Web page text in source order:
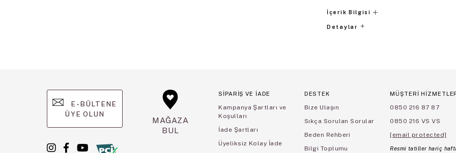
İçerik Bilgisi
Detaylar
E-BÜLTENE
ÜYE OLUN
MAĞAZA
BUL
SİPARİŞ VE İADE
Kampanya Şartları ve
Koşulları
İade Şartları
Üyeliksiz Kolay İade
DESTEK
Bize Ulaşın
Sıkça Sorulan Sorular
Beden Rehberi
Bilgi Toplumu
MÜŞTERİ
0850 216 87 87
0850 216 VS VS
[email protected]
Resmi tatiller hariç